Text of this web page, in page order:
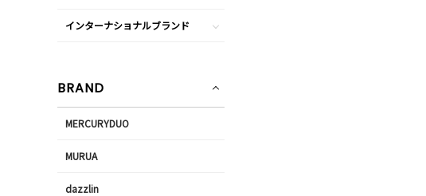
インターナショナルブランド
BRAND
MERCURYDUO
MURUA
dazzlin